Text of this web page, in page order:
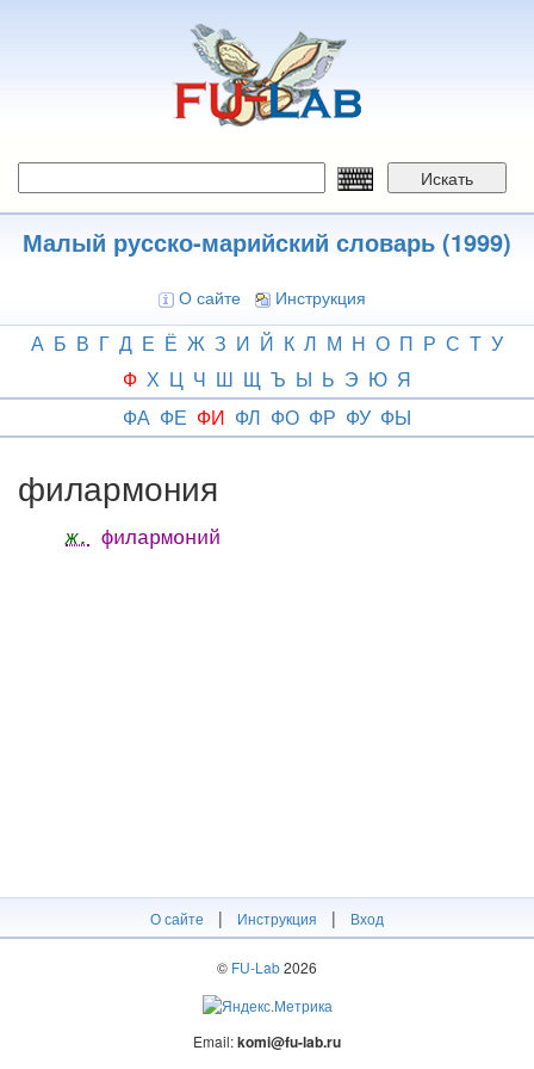
Искать
Малый русско-марийский словарь (1999)
О сайте Инструкция
А Б В Г Д Е Ё Ж З И Й К Л М Н О П Р С Т У
Ф Х Ц Ч Ш Щ Ъ Ы Ь Э Ю Я
ФА ФЕ ФИ ФЛ ФО ФР ФУ ФЫ
филармония
ж. филармоний
О сайте | Инструкция | Вход
© FU-Lab2026
Email:komi@fu-lab.ru